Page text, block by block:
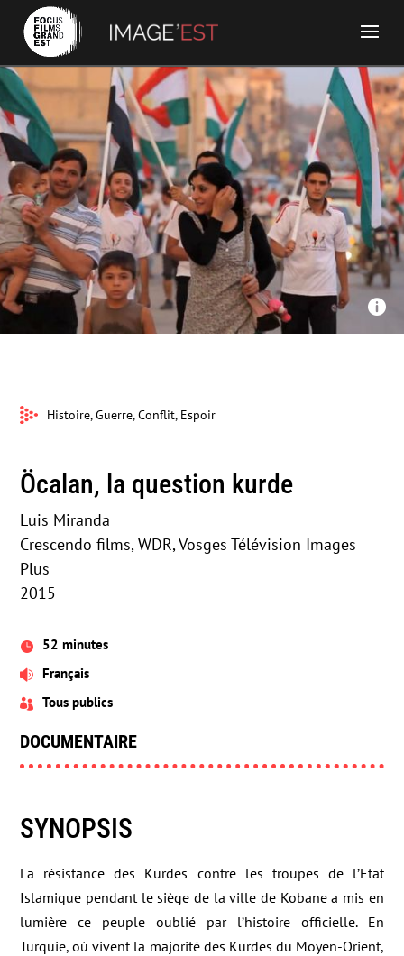
Crescendo films, WDR, Vosges Télévision Images Plus -
Öcalan, la question kurde

Histoire, Guerre, Conflit, Espoir
Öcalan, la question kurde
Luis Miranda
Crescendo films, WDR, Vosges Télévision Images
Plus
2015
 52 minutes
 Français
 Tous publics
DOCUMENTAIRE
SYNOPSIS
La résistance des Kurdes contre les troupes de l’Etat
Islamique pendant le siège de la ville de Kobane a mis en
lumière ce peuple oublié par l’histoire officielle. En
Turquie, où vivent la majorité des Kurdes du Moyen-Orient,